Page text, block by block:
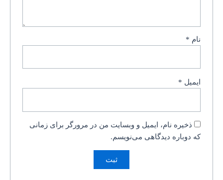
نام *
ایمیل *
ذخیره نام، ایمیل و وبسایت من در مرورگر برای زمانی
که دوباره دیدگاهی می‌نویسم.